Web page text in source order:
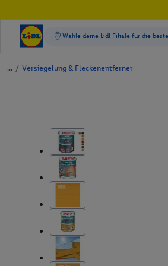
/ Versiegelung & Fleckenentferner